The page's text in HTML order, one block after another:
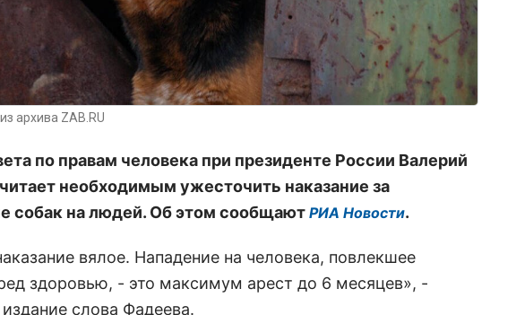
архива ZAB.RU
по правам человека при президенте России Валерий
необходимым ужесточить наказание за
собак на людей. Об этом сообщают РИА Новости.
вялое. Нападение на человека, повлекшее
здоровью, - это максимум арест до 6 месяцев», -
слова Фадеева.